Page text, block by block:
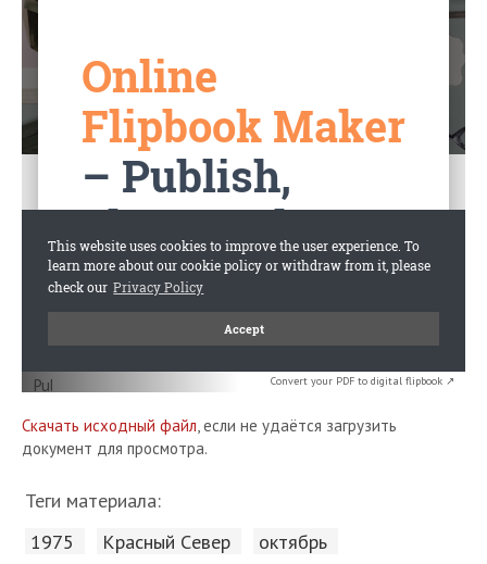
Convert your PDF to digital flipbook ↗
Скачать исходный файл, если не удаётся загрузить
документ для просмотра.
Теги материала:
1975 Красный Cевер октябрь